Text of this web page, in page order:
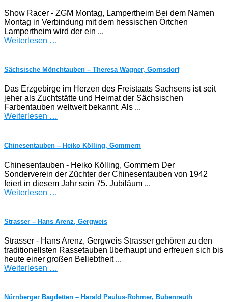
Show Racer - ZGM Montag, Lampertheim Bei dem Namen
Montag in Verbindung mit dem hessischen Örtchen
Lampertheim wird der ein ...
Weiterlesen …
Sächsische Mönchtauben – Theresa Wagner, Gornsdorf
Das Erzgebirge im Herzen des Freistaats Sachsens ist seit
jeher als Zuchtstätte und Heimat der Sächsischen
Farbentauben weltweit bekannt. Als ...
Weiterlesen …
Chinesentauben – Heiko Kölling, Gommern
Chinesentauben - Heiko Kölling, Gommern Der
Sonderverein der Züchter der Chinesentauben von 1942
feiert in diesem Jahr sein 75. Jubiläum ...
Weiterlesen …
Strasser – Hans Arenz, Gergweis
Strasser - Hans Arenz, Gergweis Strasser gehören zu den
traditionellsten Rassetauben überhaupt und erfreuen sich bis
heute einer großen Beliebtheit ...
Weiterlesen …
Nürnberger Bagdetten – Harald Paulus-Rohmer, Bubenreuth